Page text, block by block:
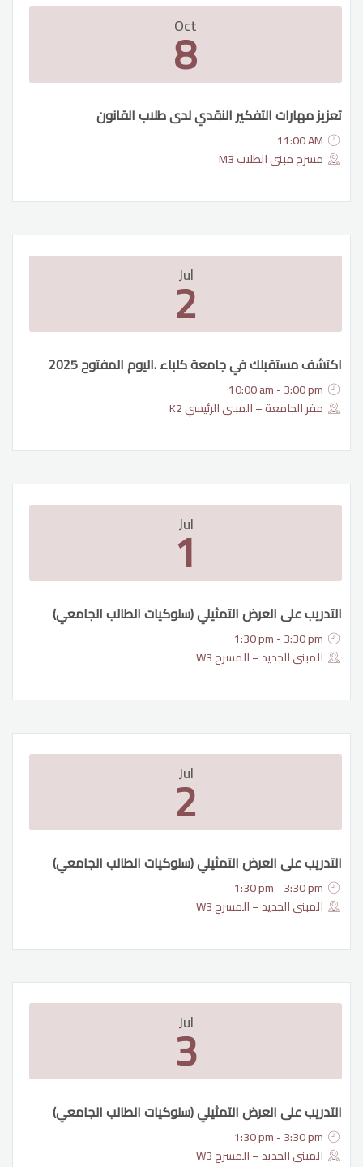
الوسائط
Oct
8
تعزيز مهارات التفكير النقدي لدى طلاب القانون
11:00 AM
مسرح مبنى الطلاب M3
Jul
2
اكتشف مستقبلك في جامعة كلباء .اليوم المفتوح 2025
10:00 am - 3:00 pm
مقر الجامعة – المبنى الرئيسي K2
Jul
1
التدريب على العرض التمثيلي (سلوكيات الطالب الجامعي)
1:30 pm - 3:30 pm
المبنى الجديد – المسرح W3
Jul
2
التدريب على العرض التمثيلي (سلوكيات الطالب الجامعي)
1:30 pm - 3:30 pm
المبنى الجديد – المسرح W3
Jul
3
التدريب على العرض التمثيلي (سلوكيات الطالب الجامعي)
1:30 pm - 3:30 pm
المبنى الجديد – المسرح W3